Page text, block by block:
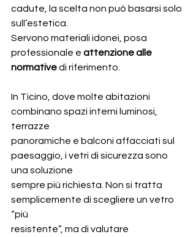
cadute, la scelta non può basarsi solo
sull’estetica.
Servono materiali idonei, posa
professionale e attenzione alle
normative di riferimento.
In Ticino, dove molte abitazioni
combinano spazi interni luminosi,
terrazze
panoramiche e balconi affacciati sul
paesaggio, i vetri di sicurezza sono
una soluzione
sempre più richiesta. Non si tratta
semplicemente di scegliere un vetro
“più
resistente”, ma di valutare